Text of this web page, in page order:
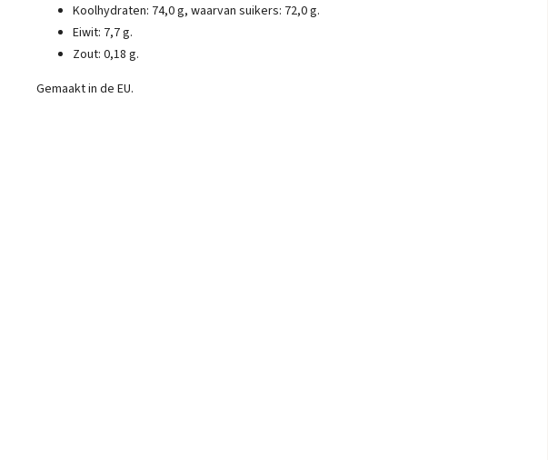
Koolhydraten: 74,0 g, waarvan suikers: 72,0 g.
Eiwit: 7,7 g.
Zout: 0,18 g.
Gemaakt in de EU.